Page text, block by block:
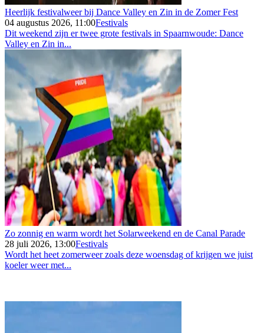
Heerlijk festivalweer bij Dance Valley en Zin in de Zomer Fest
04 augustus 2026, 11:00Festivals
Dit weekend zijn er twee grote festivals in Spaarnwoude: Dance
Valley en Zin in...
Zo zonnig en warm wordt het Solarweekend en de Canal Parade
28 juli 2026, 13:00Festivals
Wordt het heet zomerweer zoals deze woensdag of krijgen we juist
koeler weer met...